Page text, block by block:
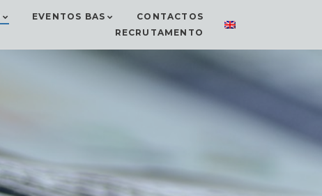
EVENTOS BAS
CONTACTOS
RECRUTAMENTO